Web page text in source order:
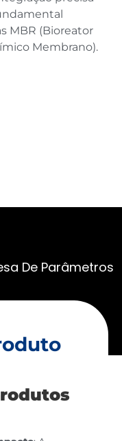
MBR (Bioreator
Membrano).
De Parâmetros